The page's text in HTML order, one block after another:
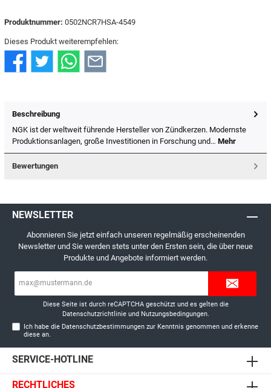
Produktnummer: 0502NCR7HSA-4549
Dieses Produkt weiterempfehlen:
Beschreibung
NGK ist der weltweit führende Hersteller von Zündkerzen. Modernste
Produktionsanlagen, große Investitionen in Forschung und… Mehr
Bewertungen
NEWSLETTER
Abonnieren Sie jetzt einfach unseren regelmäßig erscheinenden
Newsletter und Sie werden stets unter den Ersten sein, die über neue
Produkte und Angebote informiert werden.
Diese Seite ist durch reCAPTCHA geschützt und es gelten die
Datenschutzrichtlinieund Nutzungsbedingungen.
Ich habe die Datenschutzbestimmungen zur Kenntnis genommen und erkenne
diese an.
SERVICE-HOTLINE
RECHTLICHES